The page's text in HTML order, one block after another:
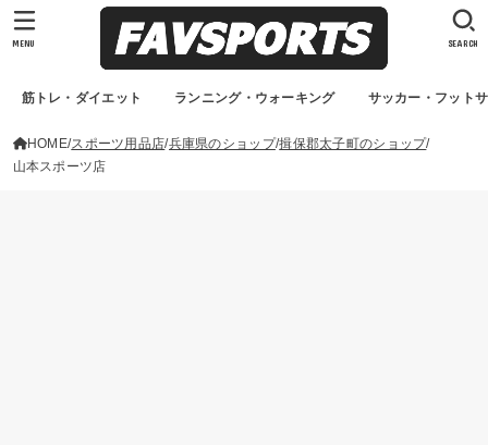
筋トレ・ダイエット ランニング・ウォーキング サッカー・フット
SEARCH
MENU
HOME スポーツ用品店 兵庫県のショップ 揖保郡太子町のショップ
山本スポーツ店